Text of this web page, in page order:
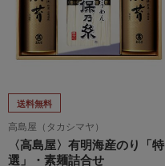
送料無料
高島屋（タカシマヤ）
〈高島屋〉有明海産のり「特
選」・素麺詰合せ